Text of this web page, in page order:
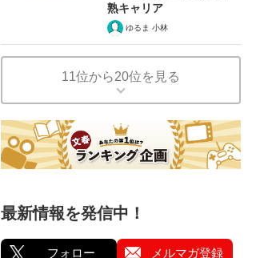
熟キャリア
ゆるま 小林
11位から20位を見る
最新情報を発信中！
フォロー メルマガ登録